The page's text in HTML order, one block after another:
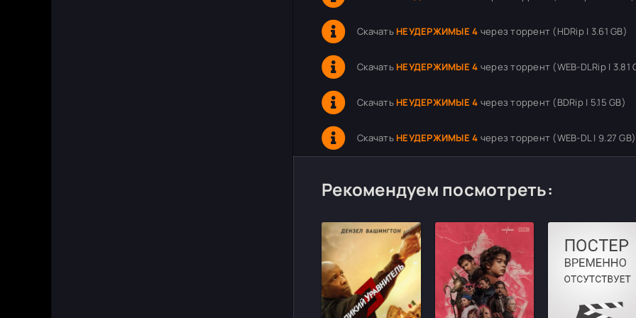
Скачать НЕУДЕРЖИМЫЕ 4 через торрент (HDRip | 3.61 GB)
Скачать НЕУДЕРЖИМЫЕ 4 через торрент (WEB-DLRip | 3.81
Скачать НЕУДЕРЖИМЫЕ 4 через торрент (BDRip | 5.15 GB)
Скачать НЕУДЕРЖИМЫЕ 4 через торрент (WEB-DL | 9.27 GB)
Рекомендуем посмотреть: